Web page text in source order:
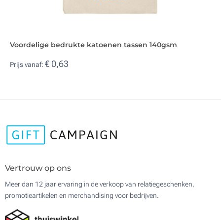
Voordelige bedrukte katoenen tassen 140gsm
Prijs vanaf: € 0,63
Vertrouw op ons
Meer dan 12 jaar ervaring in de verkoop van relatiegeschenken,
promotieartikelen en merchandising voor bedrijven.